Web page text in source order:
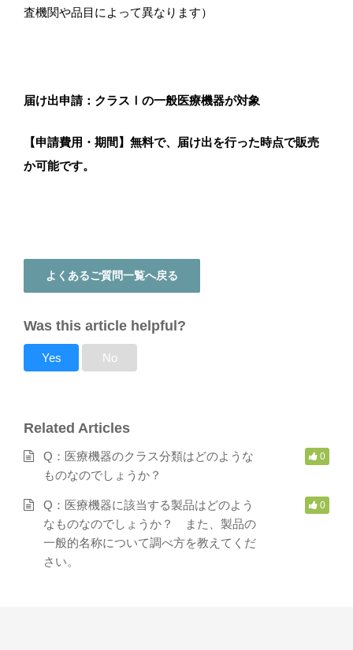
査機関や品目によって異なります）
届け出申請：クラスⅠの一般医療機器が対象
【申請費用・期間】無料で、届け出を行った時点で販売
か可能です。
よくあるご質問一覧へ戻る
Was this article helpful?
Yes No
Related Articles
Q：医療機器のクラス分類はどのような
ものなのでしょうか？
0
Q：医療機器に該当する製品はどのよう
なものなのでしょうか？ また、製品の
一般的名称について調べ方を教えてくだ
さい。
0